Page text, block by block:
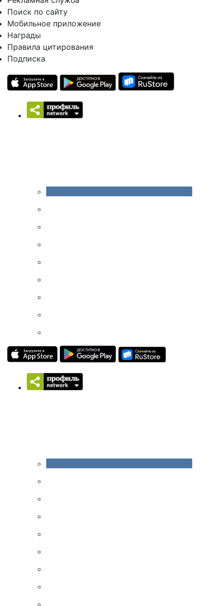
Поиск по сайту
Мобильное приложение
Награды
Правила цитирования
Подписка